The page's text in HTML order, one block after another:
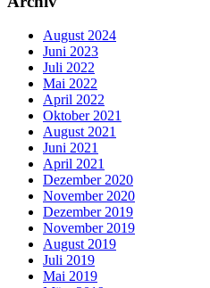
August 2024
Juni 2023
Juli 2022
Mai 2022
April 2022
Oktober 2021
August 2021
Juni 2021
April 2021
Dezember 2020
November 2020
Dezember 2019
November 2019
August 2019
Juli 2019
Mai 2019